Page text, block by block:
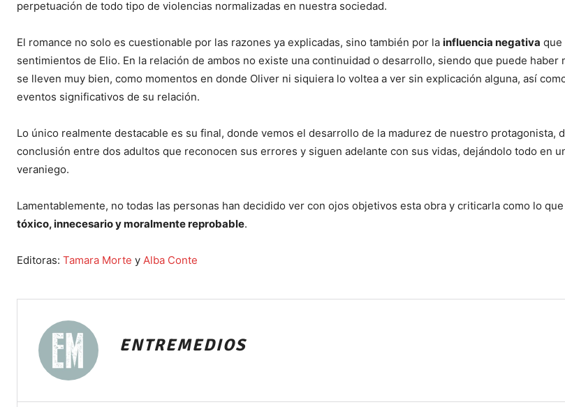
perpetuación de todo tipo de violencias normalizadas en nuestra sociedad.
El romance no solo es cuestionable por las razones ya explicadas, sino también por la influencia negativa que
sentimientos de Elio. En la relación de ambos no existe una continuidad o desarrollo, siendo que puede haber
se lleven muy bien, como momentos en donde Oliver ni siquiera lo voltea a ver sin explicación alguna, así
eventos significativos de su relación.
Lo único realmente destacable es su final, donde vemos el desarrollo de la madurez de nuestro protagonista,
conclusión entre dos adultos que reconocen sus errores y siguen adelante con sus vidas, dejándolo todo en
veraniego.
Lamentablemente, no todas las personas han decidido ver con ojos objetivos esta obra y criticarla como lo
tóxico, innecesario y moralmente reprobable.
Editoras: Tamara Morte y Alba Conte
ENTREMEDIOS